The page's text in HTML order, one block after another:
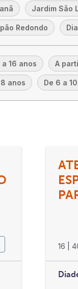
Jardim São
Redondo
a 16 anos A
anos De 6 a
16